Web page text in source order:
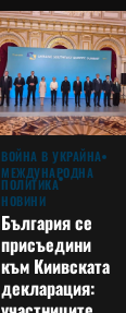
ВОЙНА В УКРАЙНА
МЕЖДУНАРОДНА
ПОЛИТИКА
НОВИНИ
България се
присъедини
към Киивската
декларация: